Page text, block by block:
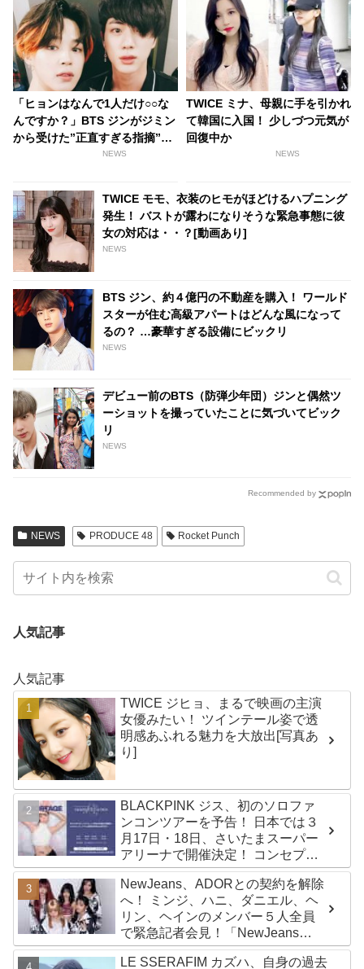
「ヒョンはなんで1人だけ○○な
んですか？」BTS ジンがジミン
から受けた”正直すぎる指摘”に
爆笑！ ジン本人も自覚済み
の言うことを素直に受け止める
ジンの人柄にも注目
NEWS
TWICE ミナ、母親に手を引かれ
て韓国に入国！ 少しづつ元気が
回復中か
NEWS
TWICE モモ、衣装のヒモがほどけるハプニング
発生！ バストが露わになりそうな緊急事態に彼
女の対応は・・？[動画あり]
NEWS
BTS ジン、約４億円の不動産を購入！ ワールド
スターが住む高級アパートはどんな風になって
るの？ …豪華すぎる設備にビックリ
NEWS
デビュー前のBTS（防弾少年団）ジンと偶然ツ
ーショットを撮っていたことに気づいてビック
リ
NEWS
Recommended by
NEWS PRODUCE 48 Rocket Punch
人気記事
人気記事
TWICE ジヒョ、まるで映画の主演
女優みたい！ ツインテール姿で透
明感あふれる魅力を大放出[写真あ
り]
BLACKPINK ジス、初のソロファ
ンコンツアーを予告！ 日本では３
月17日・18日、さいたまスーパー
アリーナで開催決定！ コンセプト
は“愛のカケラ”！？ 14日には新ア
ルバム『AMORTAGE』もリリース
NewJeans、ADORとの契約を解除
へ！ ミンジ、ハニ、ダニエル、ヘ
リン、ヘインのメンバー５人全員
で緊急記者会見！「NewJeans
never dies!」と微笑みの宣言！
ADOR側、2029年まで契約有効と
LE SSERAFIM カズハ、自身の過去